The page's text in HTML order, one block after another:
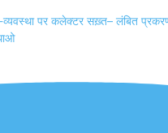
पर कलेक्टर सख़्त– लंबित